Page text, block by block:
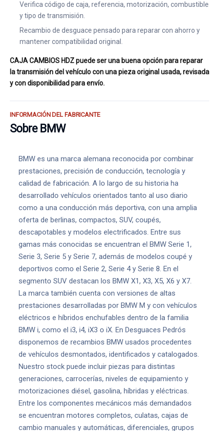
Verifica código de caja, referencia, motorización, combustible
y tipo de transmisión.
Recambio de desguace pensado para reparar con ahorro y
mantener compatibilidad original.
CAJA CAMBIOS HDZ puede ser una buena opción para reparar
la transmisión del vehículo con una pieza original usada, revisada
y con disponibilidad para envío.
INFORMACIÓN DEL FABRICANTE
Sobre BMW
BMW es una marca alemana reconocida por combinar
prestaciones, precisión de conducción, tecnología y
calidad de fabricación. A lo largo de su historia ha
desarrollado vehículos orientados tanto al uso diario
como a una conducción más deportiva, con una amplia
oferta de berlinas, compactos, SUV, coupés,
descapotables y modelos electrificados. Entre sus
gamas más conocidas se encuentran el BMW Serie 1,
Serie 3, Serie 5 y Serie 7, además de modelos coupé y
deportivos como el Serie 2, Serie 4 y Serie 8. En el
segmento SUV destacan los BMW X1, X3, X5, X6 y X7.
La marca también cuenta con versiones de altas
prestaciones desarrolladas por BMW M y con vehículos
eléctricos e híbridos enchufables dentro de la familia
BMW i, como el i3, i4, iX3 o iX. En Desguaces Pedrós
disponemos de recambios BMW usados procedentes
de vehículos desmontados, identificados y catalogados.
Nuestro stock puede incluir piezas para distintas
generaciones, carrocerías, niveles de equipamiento y
motorizaciones diésel, gasolina, híbridas y eléctricas.
Entre los componentes mecánicos más demandados
se encuentran motores completos, culatas, cajas de
cambio manuales y automáticas, diferenciales, grupos